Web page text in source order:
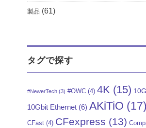
製品 (61)
タグで探す
#NewerTech (3) #OWC (4) 4K (15)
10Gbit Ethernet (6) AKiTiO (17)
CFast (4) CFexpress (13)